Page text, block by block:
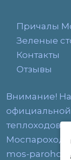
Причалы
Зеленые
Контакты
Отзывы
Внимание!
теплоходов
mos-